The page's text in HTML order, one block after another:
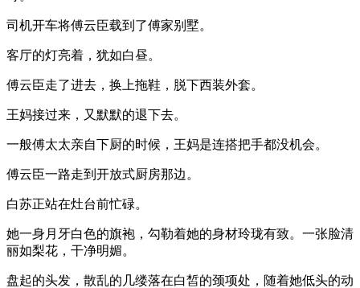
司机开车将傅云臣载到了傅家别墅。
客厅的灯亮着，犹如白昼。
傅云臣走了进去，换上拖鞋，脱下西装外套。
王妈接过来，又默默的退下去。
一般傅太太亲自下厨的时候，王妈是连搭把手都没机会。
傅云臣一路走到开放式厨房那边。
白苏正站在灶台前忙碌。
她一身月牙白色的旗袍，勾勒着她的身材玲珑有致。一张脸清
丽如梨花，干净明媚。
盘起的头发，散乱的几缕落在白皙的颈项处，随着她低头的动